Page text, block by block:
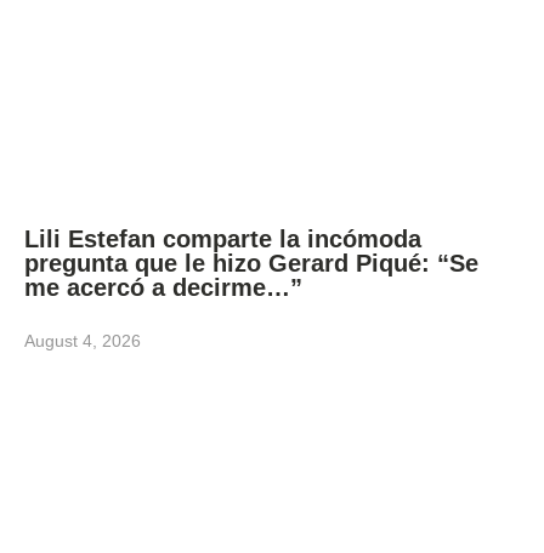
Lili Estefan comparte la incómoda
pregunta que le hizo Gerard Piqué: “Se
me acercó a decirme…”
August 4, 2026